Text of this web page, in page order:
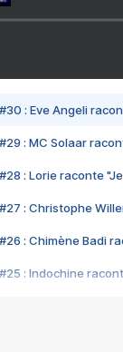
#30 : Eve Angeli
#29 : MC Solaar
#28 : Lorie raconte
#27 : Christophe
#26 : Chimène Badi
#25 : Indochine